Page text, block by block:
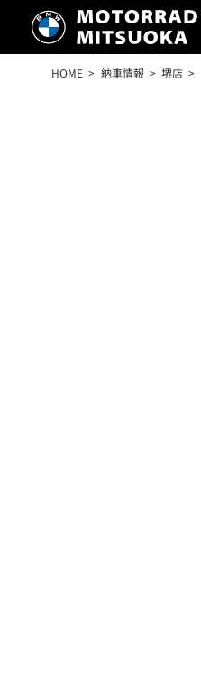
HOME 納車情報 堺店